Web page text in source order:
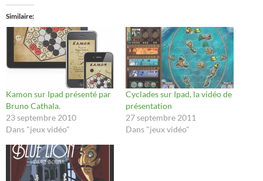
Similaire
Kamon sur Ipad présenté par
Bruno Cathala.
23 septembre 2010
Dans "jeux vidéo"
Cyclades sur Ipad, la vidéo de
présentation
27 septembre 2011
Dans "jeux vidéo"